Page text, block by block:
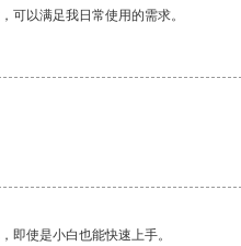
可以满足我日常使用的需求。
即使是小白也能快速上手。